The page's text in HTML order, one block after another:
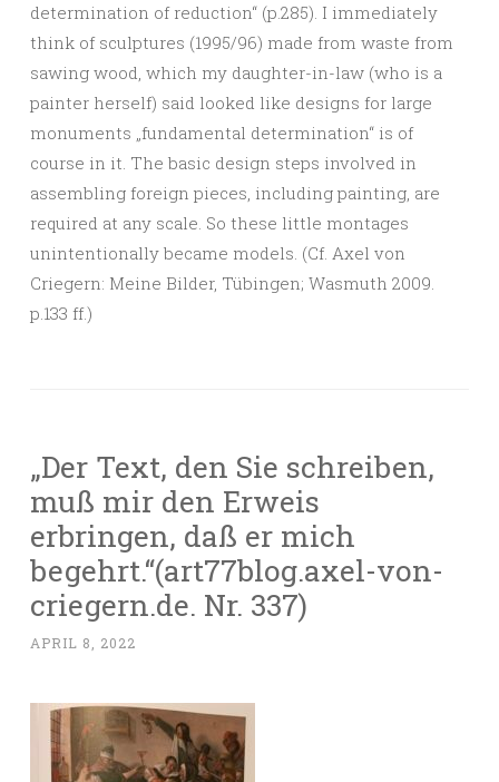
determination of reduction“ (p.285). I immediately
think of sculptures (1995/96) made from waste from
sawing wood, which my daughter-in-law (who is a
painter herself) said looked like designs for large
monuments „fundamental determination“ is of
course in it. The basic design steps involved in
assembling foreign pieces, including painting, are
required at any scale. So these little montages
unintentionally became models. (Cf. Axel von
Criegern: Meine Bilder, Tübingen; Wasmuth 2009.
p.133 ff.)
„Der Text, den Sie schreiben,
muß mir den Erweis
erbringen, daß er mich
begehrt.“(art77blog.axel-von-
criegern.de. Nr. 337)
APRIL 8, 2022